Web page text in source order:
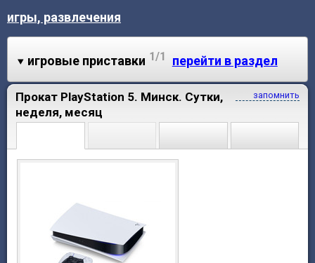
игры, развлечения
игровые приставки 1/1 перейти в раздел
запомнить
Прокат PlayStation 5. Минск. Сутки,
неделя, месяц